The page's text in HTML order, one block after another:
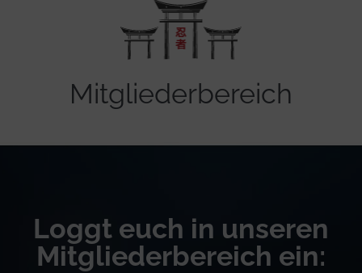
Mitgliederbereich
Loggt euch in unseren
Mitgliederbereich ein: